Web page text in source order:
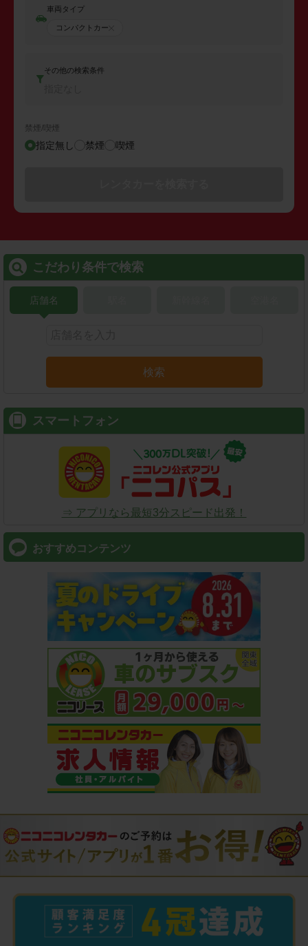
車両タイプ
コンパクトカー
その他の検索条件
禁煙/喫煙
指定無し 禁煙 喫煙
こだわり条件で検索
店舗名
検索
スマートフォン
⇒ アプリなら最短3分スピード出発！
おすすめコンテンツ